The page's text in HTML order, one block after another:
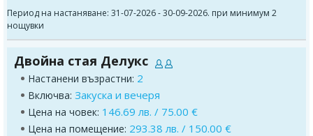
Период на настаняване: 31-07-2026 - 30-09-2026. при минимум 2
нощувки
Двойна стая Делукс
Настанени възрастни: 2
Включва: Закуска и вечеря
Цена на човек: 146.69 лв. / 75.00 €
Цена на помещение: 293.38 лв. / 150.00 €